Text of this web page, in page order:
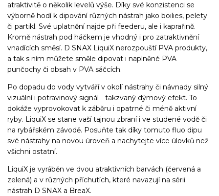
atraktivitě o několik levelů výše. Díky své konzistenci se
výborně hodí k dipování různých nástrah jako boilies, pelety
či partikl. Své uplatnění najde při feederu, ale i kaprařině.
Kromě nástrah pod háčkem je vhodný i pro zatraktivnění
vnadících směsí. D SNAX LiquiX nerozpouští PVA produkty,
a tak s ním můžete směle dipovat i naplněné PVA
punčochy či obsah v PVA sáčcích.
Po dopadu do vody vytváří v okolí nástrahy či návnady silný
vizuální i potravinový signál - takzvaný dýmový efekt. To
dokáže vyprovokovat k záběru i opatrné či méně aktivní
ryby. LiquiX se stane vaší tajnou zbraní i ve studené vodě či
na rybářském závodě. Posuňte tak díky tomuto fluo dipu
své nástrahy na novou úroveň a nachytejte více úlovků než
všichni ostatní.
LiquiX je vyráběn ve dvou atraktivních barvách (červená a
zelená) a v různých příchutích, které navazují na sérii
nástrah D SNAX a BreaX.